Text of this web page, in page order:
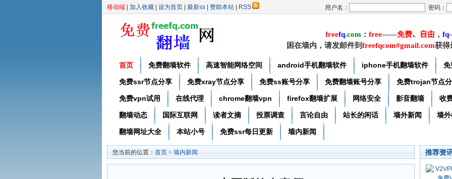
移动端 加入收藏 设为首页 最新ss 赞助本站 RSS 用户名： 密码：
freefq.com ： free——免费、自由 ， fq
困在墙内，请发邮件到freefqcom#gmail.com获得
首页 免费翻墙软件 高速智能网络空间 android手机翻墙软件 iphone手机翻墙软件 免
免费ssr节点分享 免费xray节点分享 免费ss账号分享 免费翻墙账号分享 免费trojan节点
免费vpn试用 在线代理 chrome翻墙vpn firefox翻墙扩展 网络安全 影音翻墙 收
翻墙动态 国际互联网 读者文摘 投票调查 言论自由 站长的闲话 墙外新闻 墙
翻墙网址大全 本站小号 免费ssr每日更新 墙内新闻
您当前的位置： 首页 > 墙内新闻 推荐资